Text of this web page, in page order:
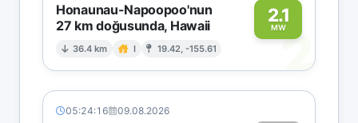
Honaunau-Napoopoo'nun
27 km doğusunda, Hawaii
36.4 km I 19.42, -155.61
2.1
MW2
05:24:16 09.08.2026